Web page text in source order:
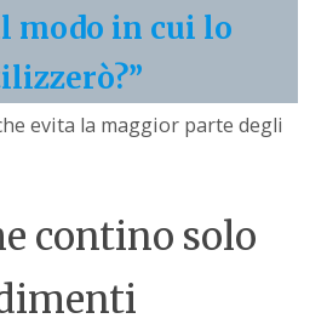
modo in cui lo
evita la maggior parte degli
contino solo